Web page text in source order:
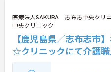
医療法人SAKURA 志布志中央クリ
中央クリニック
【鹿児島県／志布志市
☆クリニックにて介護職